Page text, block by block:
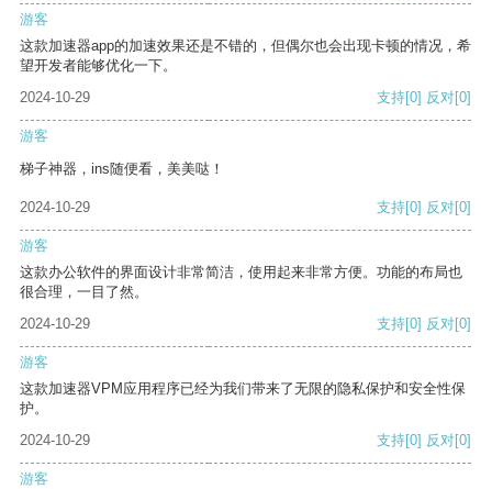
游客
这款加速器app的加速效果还是不错的，但偶尔也会出现卡顿的情况，希
望开发者能够优化一下。
2024-10-29
支持[0] 反对[0]
游客
梯子神器，ins随便看，美美哒！
2024-10-29 支持[0] 反对[0]
游客
这款办公软件的界面设计非常简洁，使用起来非常方便。功能的布局也
很合理，一目了然。
2024-10-29
支持[0] 反对[0]
游客
这款加速器VPM应用程序已经为我们带来了无限的隐私保护和安全性保
护。
2024-10-29
支持[0] 反对[0]
游客